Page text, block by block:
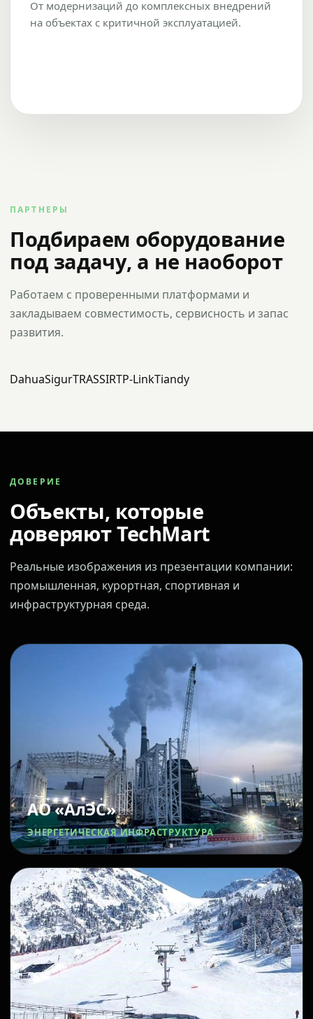
От модернизаций до комплексных внедрений
на объектах с критичной эксплуатацией.
ПАРТНЕРЫ
Подбираем оборудование
под задачу, а не наоборот
Работаем с проверенными платформами и
закладываем совместимость, сервисность и запас
развития.
DahuaSigurTRASSIRTP-LinkTiandy
ДОВЕРИЕ
Объекты, которые
доверяют TechMart
Реальные изображения из презентации компании:
промышленная, курортная, спортивная и
инфраструктурная среда.
АО «АлЭС»
ЭНЕРГЕТИЧЕСКАЯ ИНФРАСТРУКТУРА